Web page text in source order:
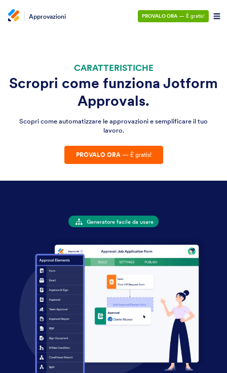
Approvazioni PROVALO ORA — È gratis!
CARATTERISTICHE
Scropri come funziona Jotform
Approvals.
Scopri come automatizzare le approvazioni e semplificare il tuo
lavoro.
PROVALO ORA— È gratis!
Generatore facile da usare